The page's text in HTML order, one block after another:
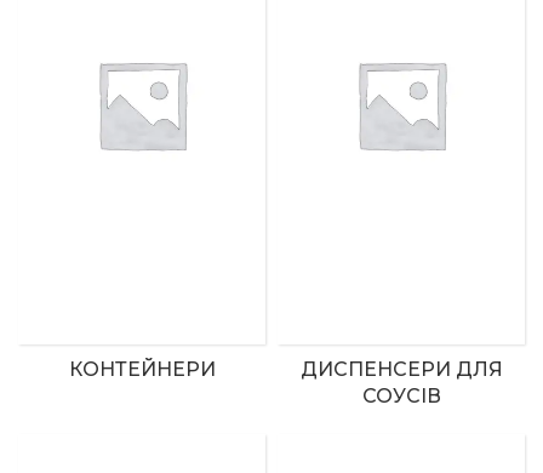
КОНТЕЙНЕРИ
ДИСПЕНСЕРИ ДЛЯ
СОУСІВ